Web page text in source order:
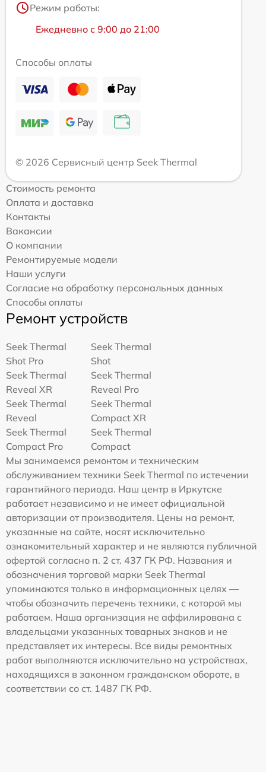
Режим работы:
Ежедневно с 9:00 до 21:00
Способы оплаты
© 2026 Сервисный центр Seek Thermal
Стоимость ремонта
Оплата и доставка
Контакты
Вакансии
О компании
Ремонтируемые модели
Наши услуги
Согласие на обработку персональных данных
Способы оплаты
Ремонт устройств
Seek Thermal
Shot Pro
Seek Thermal
Shot
Seek Thermal
Reveal XR
Seek Thermal
Reveal Pro
Seek Thermal
Reveal
Seek Thermal
Compact XR
Seek Thermal
Compact Pro
Seek Thermal
Compact
Мы занимаемся ремонтом и техническим
обслуживанием техники Seek Thermal по истечении
гарантийного периода. Наш центр в Иркутске
работает независимо и не имеет официальной
авторизации от производителя. Цены на ремонт,
указанные на сайте, носят исключительно
ознакомительный характер и не являются публичной
офертой согласно п. 2 ст. 437 ГК РФ. Названия и
обозначения торговой марки Seek Thermal
упоминаются только в информационных целях —
чтобы обозначить перечень техники, с которой мы
работаем. Наша организация не аффилирована с
владельцами указанных товарных знаков и не
представляет их интересы. Все виды ремонтных
работ выполняются исключительно на устройствах,
находящихся в законном гражданском обороте, в
соответствии со ст. 1487 ГК РФ.